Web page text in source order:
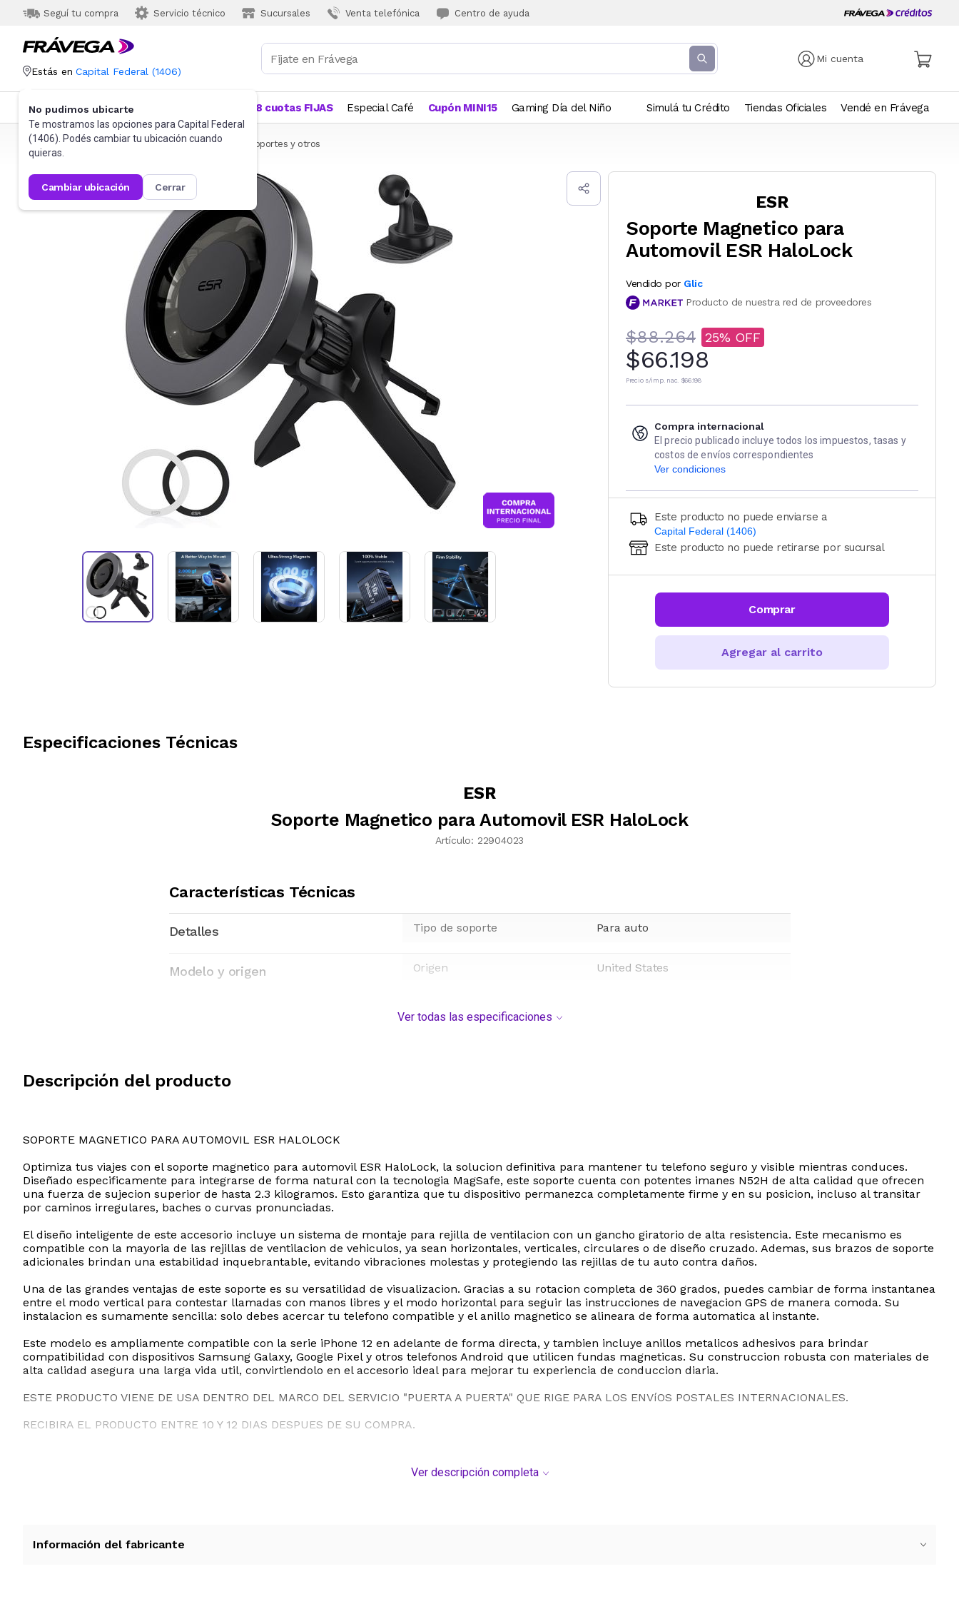
Seguí tu compra Servicio técnico Sucursales Venta telefónica Centro de ayuda
Mi cuenta
Estás en Capital Federal (1406)
No pudimos ubicarte
Te mostramos las opciones para Capital Federal
(1406). Podés cambiar tu ubicación cuando
quieras.
cambiar ubicación cerrar
Categorías Más Vendidos 18 cuotas FIJAS Especial Café Cupón MINI15 Gaming Día del Niño Simulá tu Crédito Tiendas Oficiales Vendé en Frávega
Frávega Celulares Accesorios para Celulares Soportes y otros
ESR
Soporte Magnetico para
Automovil ESR HaloLock
Vendido por Glic
Producto de nuestra red de proveedores
$88.264 25
$66.198
Precio s/imp. nac. $66.198
Compra internacional
El precio publicado incluye todos los impuestos, tasas y
costos de envíos correspondientes
Ver condiciones
Este producto no puede enviarse a
Capital Federal (1406)
Ingresá código postal (sólo números)
CALCULAR
Este producto no puede retirarse por sucursal
Comprar
Agregar al carrito
Especificaciones Técnicas
ESR
Soporte Magnetico para Automovil ESR HaloLock
Artículo: 22904023
Características Técnicas
Detalles Tipo de soporte Para auto
Modelo y origen Origen United States
Ver todas las especificaciones
Descripción del producto
SOPORTE MAGNETICO PARA AUTOMOVIL ESR HALOLOCK
Optimiza tus viajes con el soporte magnetico para automovil ESR HaloLock, la solucion definitiva para mantener tu telefono seguro y visible mientras conduces.
Diseñado especificamente para integrarse de forma natural con la tecnologia MagSafe, este soporte cuenta con potentes imanes N52H de alta calidad que ofrecen
una fuerza de sujecion superior de hasta 2.3 kilogramos. Esto garantiza que tu dispositivo permanezca completamente firme y en su posicion, incluso al transitar
por caminos irregulares, baches o curvas pronunciadas.
El diseño inteligente de este accesorio incluye un sistema de montaje para rejilla de ventilacion con un gancho giratorio de alta resistencia. Este mecanismo es
compatible con la mayoria de las rejillas de ventilacion de vehiculos, ya sean horizontales, verticales, circulares o de diseño cruzado. Ademas, sus brazos de soporte
adicionales brindan una estabilidad inquebrantable, evitando vibraciones molestas y protegiendo las rejillas de tu auto contra daños.
Una de las grandes ventajas de este soporte es su versatilidad de visualizacion. Gracias a su rotacion completa de 360 grados, puedes cambiar de forma instantanea
entre el modo vertical para contestar llamadas con manos libres y el modo horizontal para seguir las instrucciones de navegacion GPS de manera comoda. Su
instalacion es sumamente sencilla: solo debes acercar tu telefono compatible y el anillo magnetico se alineara de forma automatica al instante.
Este modelo es ampliamente compatible con la serie iPhone 12 en adelante de forma directa, y tambien incluye anillos metalicos adhesivos para brindar
compatibilidad con dispositivos Samsung Galaxy, Google Pixel y otros telefonos Android que utilicen fundas magneticas. Su construccion robusta con materiales de
alta calidad asegura una larga vida util, convirtiendolo en el accesorio ideal para mejorar tu experiencia de conduccion diaria.
ESTE PRODUCTO VIENE DE USA DENTRO DEL MARCO DEL SERVICIO "PUERTA A PUERTA" QUE RIGE PARA LOS ENVíOS POSTALES INTERNACIONALES.
RECIBIRA EL PRODUCTO ENTRE 10 Y 12 DIAS DESPUES DE SU COMPRA.
Ver descripción completa
Información del fabricante